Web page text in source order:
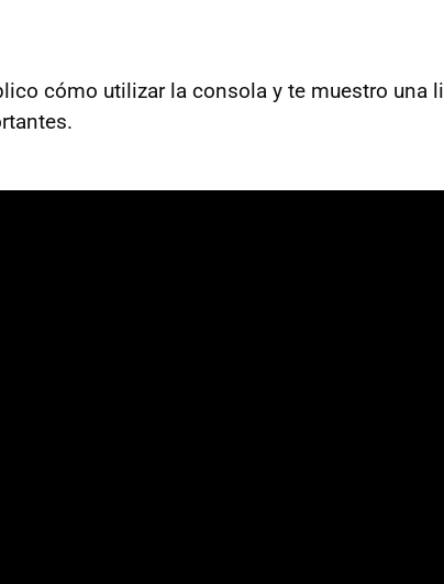
cómo utilizar la consola y te muestro una